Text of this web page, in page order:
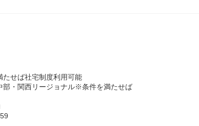
たせば社宅制度利用可能
部・関西リージョナル※条件を満たせば